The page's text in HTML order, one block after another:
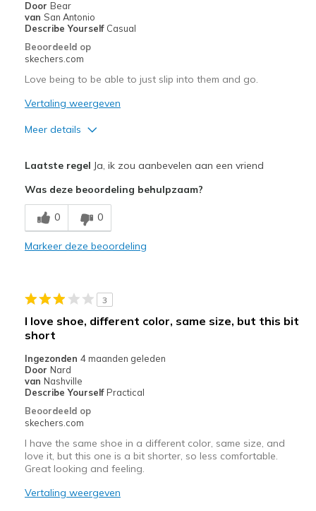
Sizing
View On Shoes
Shoes are for Wearing
Door Bear
van San Antonio
Describe Yourself Casual
Beoordeeld op
skechers.com
Love being to be able to just slip into them and go.
Vertaling weergeven
Meer details
Comfortable
Durable
Travel
Width
Sizing
Feels true to size
View On Shoes
Laatste regel Ja, ik zou aanbevelen aan een vriend
Was deze beoordeling behulpzaam?
0 0
Markeer deze beoordeling
3
I love shoe, different color, same size, but this bit
short
Ingezonden 4 maanden geleden
Door Nard
van Nashville
Describe Yourself Practical
Beoordeeld op
skechers.com
I have the same shoe in a different color, same size, and
love it, but this one is a bit shorter, so less comfortable.
Great looking and feeling.
Vertaling weergeven